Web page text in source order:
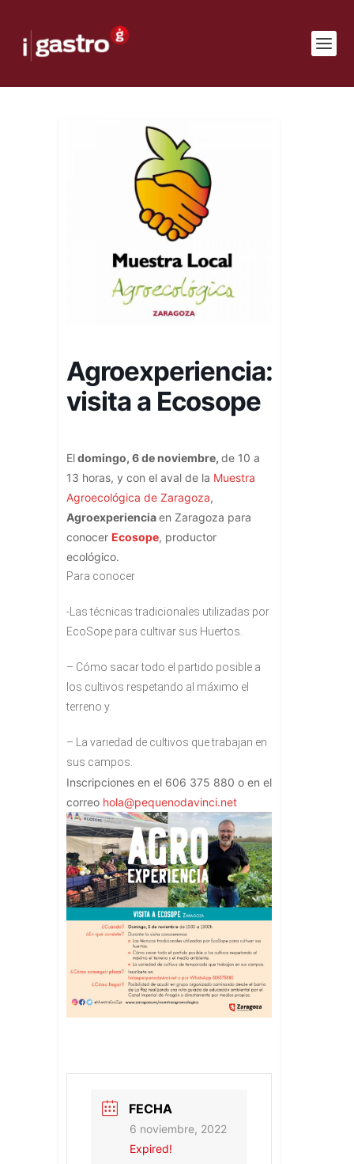
Agroexperiencia:
visita a Ecosope
Eldomingo, 6 de noviembre, de 10 a
13 horas, y con el aval de la Muestra
Agroecológica de Zaragoza,
Agroexperienciaen Zaragoza para
conocer Ecosope, productor
ecológico.
Para conocer
-Las técnicas tradicionales utilizadas por
EcoSope para cultivar sus Huertos.
– Cómo sacar todo el partido posible a
los cultivos respetando al máximo el
terreno y.
– La variedad de cultivos que trabajan en
sus campos.
Inscripciones en el 606 375 880 o en el
correo hola@pequenodavinci.net
FECHA
6 noviembre, 2022
Expired!